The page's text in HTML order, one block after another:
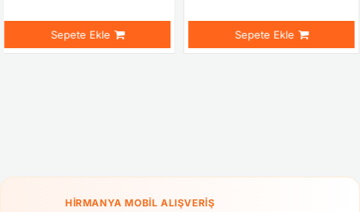
HIRMANYA MOBIL ALIŞVERIŞ